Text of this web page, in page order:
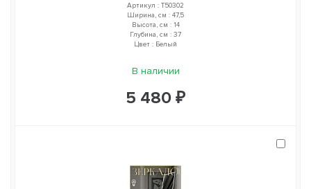
Артикул : T50302
Ширина, см : 47,5
Высота, см : 14
Глубина, см : 37
Цвет : Белый
В наличии
5 480 ₽